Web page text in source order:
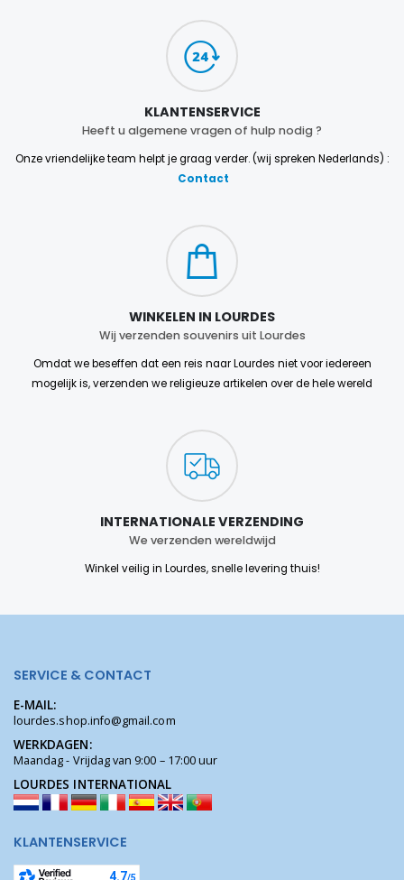
KLANTENSERVICE
Heeft u algemene vragen of hulp nodig ?
Onze vriendelijke team helpt je graag verder. (wij spreken Nederlands) :
Contact
WINKELEN IN LOURDES
Wij verzenden souvenirs uit Lourdes
Omdat we beseffen dat een reis naar Lourdes niet voor iedereen
mogelijk is, verzenden we religieuze artikelen over de hele wereld
INTERNATIONALE VERZENDING
We verzenden wereldwijd
Winkel veilig in Lourdes, snelle levering thuis!
SERVICE & CONTACT
E-MAIL:
lourdes.shop.info@gmail.com
WERKDAGEN:
Maandag - Vrijdag van 9:00 – 17:00 uur
LOURDES INTERNATIONAL
KLANTENSERVICE